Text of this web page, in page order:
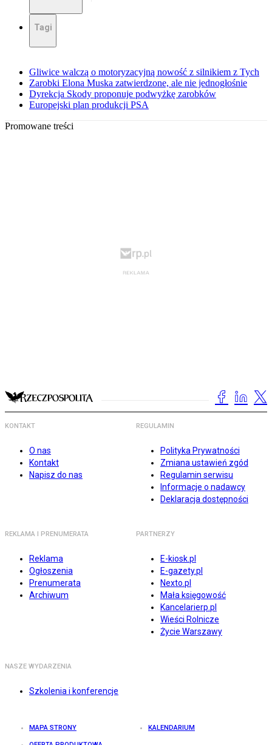
Tagi
Gliwice walczą o motoryzacyjną nowość z silnikiem z Tych
Zarobki Elona Muska zatwierdzone, ale nie jednogłośnie
Dyrekcja Skody proponuje podwyżkę zarobków
Europejski plan produkcji PSA
Promowane treści
KONTAKT
O nas
Kontakt
Napisz do nas
REGULAMIN
Polityka Prywatności
Zmiana ustawień zgód
Regulamin serwisu
Informacje o nadawcy
Deklaracja dostępności
REKLAMA I PRENUMERATA
Reklama
Ogłoszenia
Prenumerata
Archiwum
PARTNERZY
E-kiosk.pl
E-gazety.pl
Nexto.pl
Mała księgowość
Kancelarierp.pl
Wieści Rolnicze
Życie Warszawy
NASZE WYDARZENIA
Szkolenia i konferencje
MAPA STRONY KALENDARIUM